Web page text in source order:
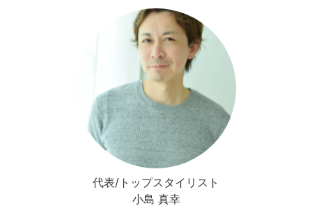
代表/トップスタイリスト
小島 真幸